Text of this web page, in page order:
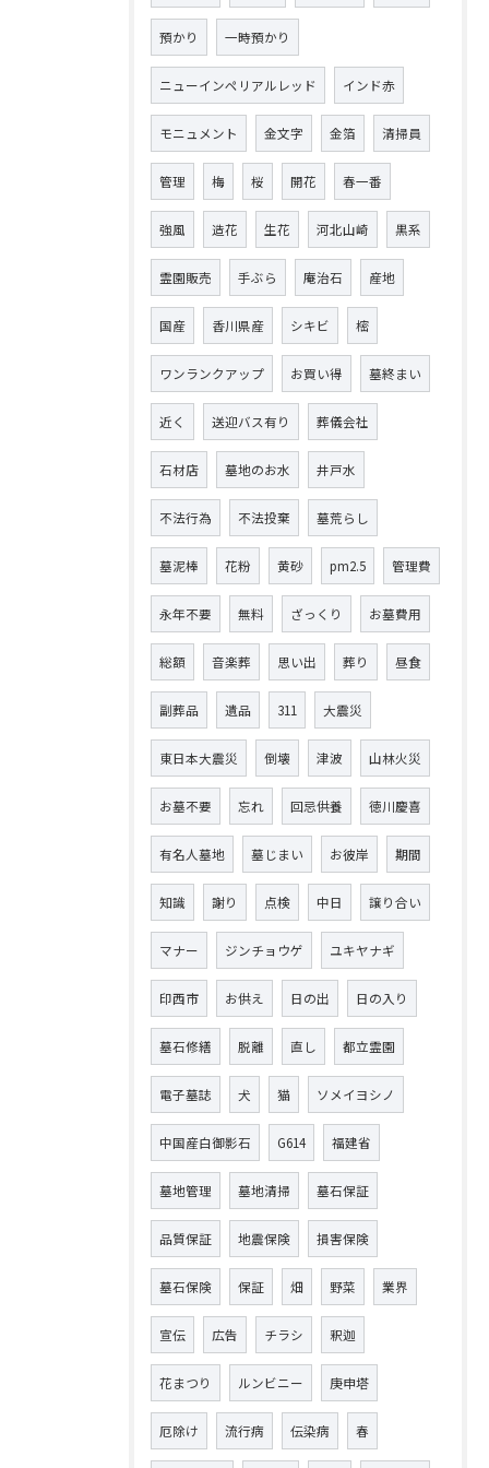
預かり 一時預かり
ニューインペリアルレッド インド赤
モニュメント 金文字 金箔 清掃員
管理 梅 桜 開花 春一番
強風 造花 生花 河北山崎 黒系
霊園販売 手ぶら 庵治石 産地
国産 香川県産 シキビ 樒
ワンランクアップ お買い得 墓終まい
近く 送迎バス有り 葬儀会社
石材店 墓地のお水 井戸水
不法行為 不法投棄 墓荒らし
墓泥棒 花粉 黄砂 pm2.5 管理費
永年不要 無料 ざっくり お墓費用
総額 音楽葬 思い出 葬り 昼食
副葬品 遺品 311 大震災
東日本大震災 倒壊 津波 山林火災
お墓不要 忘れ 回忌供養 徳川慶喜
有名人墓地 墓じまい お彼岸 期間
知識 謝り 点検 中日 譲り合い
マナー ジンチョウゲ ユキヤナギ
印西市 お供え 日の出 日の入り
墓石修繕 脱離 直し 都立霊園
電子墓誌 犬 猫 ソメイヨシノ
中国産白御影石 G614 福建省
墓地管理 墓地清掃 墓石保証
品質保証 地震保険 損害保険
墓石保険 保証 畑 野菜 業界
宣伝 広告 チラシ 釈迦
花まつり ルンビニー 庚申塔
厄除け 流行病 伝染病 春